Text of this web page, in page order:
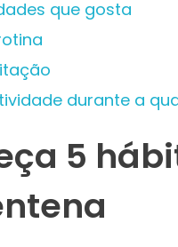
que gosta
durante a
5